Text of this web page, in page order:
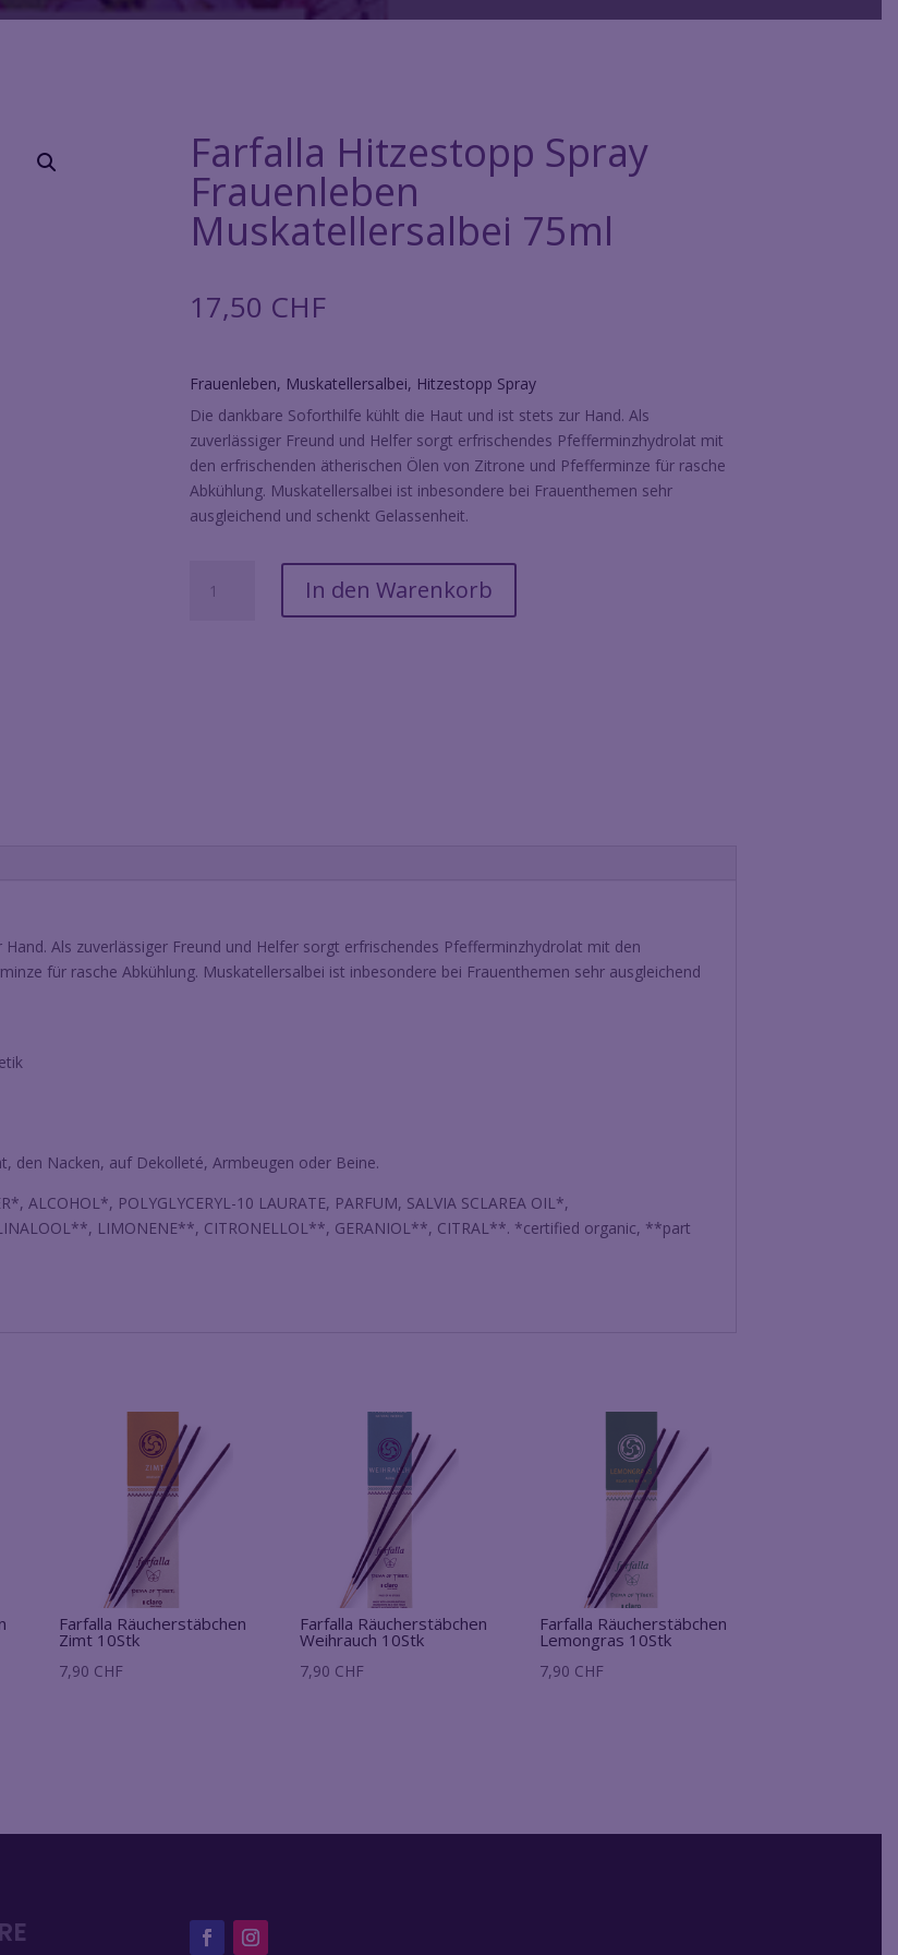
Farfalla Hitzestopp Spray
Frauenleben
Muskatellersalbei 75ml
17,50 CHF
Frauenleben, Muskatellersalbei, Hitzestopp Spray
Die dankbare Soforthilfe kühlt die Haut und ist stets zur Hand. Als
zuverlässiger Freund und Helfer sorgt erfrischendes Pfefferminzhydrolat mit
den erfrischenden ätherischen Ölen von Zitrone und Pfefferminze für rasche
Abkühlung. Muskatellersalbei ist inbesondere bei Frauenthemen sehr
ausgleichend und schenkt Gelassenheit.
Hitzestopp
In den Warenkorb
Als zuverlässiger Freund und Helfer sorgt erfrischendes Pfefferminzhydrolat mit den
für rasche Abkühlung. Muskatellersalbei ist inbesondere bei Frauenthemen sehr ausgleichend
den Nacken, auf Dekolleté, Armbeugen oder Beine.
ALCOHOL*, POLYGLYCERYL-10 LAURATE, PARFUM, SALVIA SCLAREA OIL*,
LINALOOL**, LIMONENE**, CITRONELLOL**, GERANIOL**, CITRAL**. *certified organic, **part
Farfalla Räucherstäbchen
Zimt 10Stk
7,90 CHF
Farfalla Räucherstäbchen
Weihrauch 10Stk
7,90 CHF
Farfalla Räucherstäbchen
Lemongras 10Stk
7,90 CHF